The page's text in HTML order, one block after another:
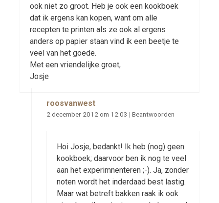
ook niet zo groot. Heb je ook een kookboek
dat ik ergens kan kopen, want om alle
recepten te printen als ze ook al ergens
anders op papier staan vind ik een beetje te
veel van het goede.
Met een vriendelijke groet,
Josje
roosvanwest
2 december 2012 om 12:03 | Beantwoorden
Hoi Josje, bedankt! Ik heb (nog) geen
kookboek; daarvoor ben ik nog te veel
aan het experimnenteren ;-). Ja, zonder
noten wordt het inderdaad best lastig.
Maar wat betreft bakken raak ik ook